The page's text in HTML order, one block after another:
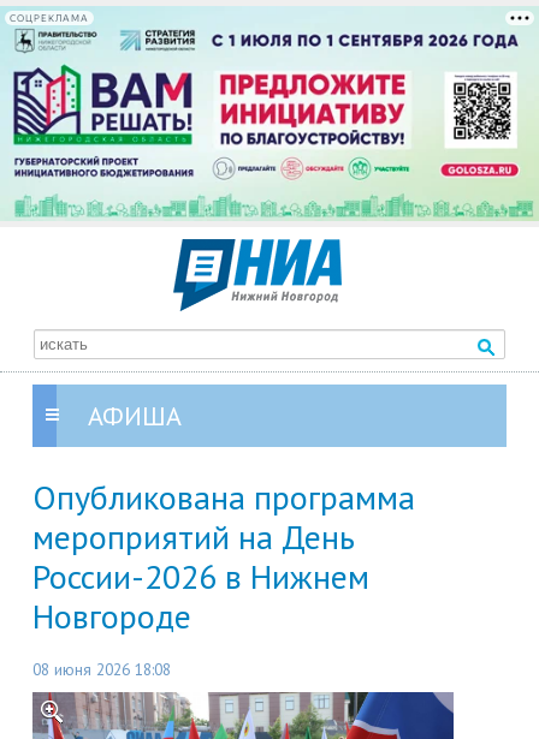
СОЦРЕКЛАМА
АФИША
Опубликована программа
мероприятий на День
России-2026 в Нижнем
Новгороде
08 июня 2026 18:08